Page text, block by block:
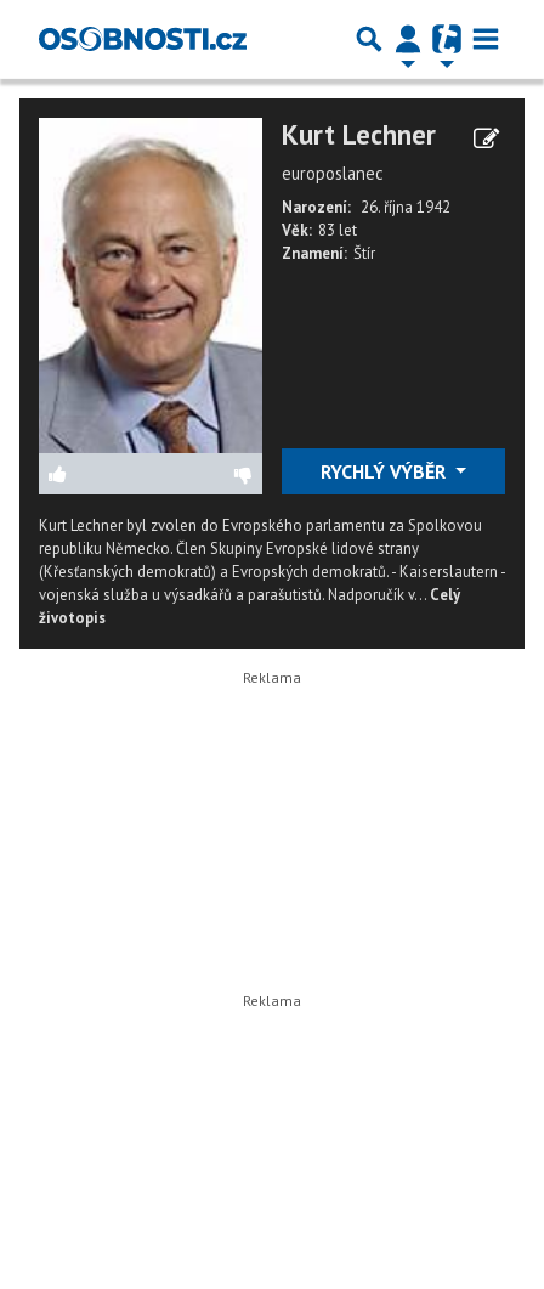
Kurt Lechner
europoslanec
Narození: 26. října 1942
Věk: 83 let
Znamení: Štír
RYCHLÝ VÝBĚR
Kurt Lechner byl zvolen do Evropského parlamentu za Spolkovou
republiku Německo. Člen Skupiny Evropské lidové strany
(Křesťanských demokratů) a Evropských demokratů. - Kaiserslautern -
vojenská služba u výsadkářů a parašutistů. Nadporučík v... Celý
životopis